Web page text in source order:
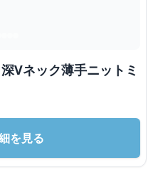
Vネック薄手ニットミ
を見る